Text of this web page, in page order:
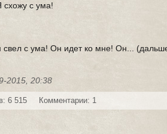
схожу с ума!
с ума! Он идет ко мне! Он...
2015, 20:38
6 515 Комментарии: 1